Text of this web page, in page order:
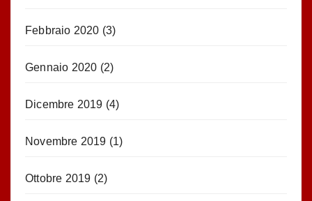
Febbraio 2020 (3)
Gennaio 2020 (2)
Dicembre 2019 (4)
Novembre 2019 (1)
Ottobre 2019 (2)